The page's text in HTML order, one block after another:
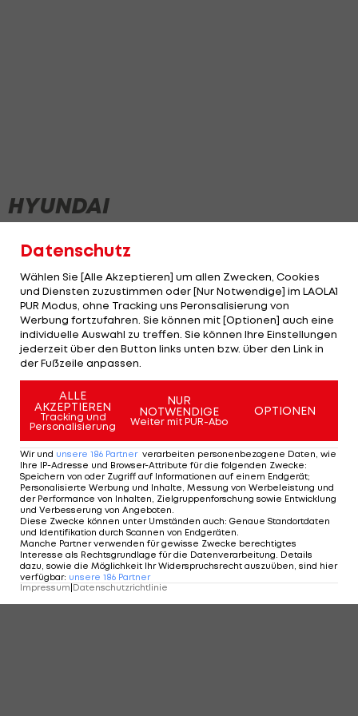
HYUNDAI
NEWS
Ogier stellt mit nächstem Titel Rekorde
auf
Motorsport - Sonstiges
Datenschutz
Wählen Sie [Alle Akzeptieren] um allen Zwecken, Cookies
und Diensten zuzustimmen oder [Nur Notwendige] im LAOLA1
PUR Modus, ohne Tracking uns Peronsalisierung von
Werbung fortzufahren. Sie können mit [Optionen] auch eine
individuelle Auswahl zu treffen. Sie können Ihre Einstellungen
jederzeit über den Button links unten bzw. über den Link in
der Fußzeile anpassen.
ALLE
AKZEPTIEREN
Tracking und
Personalisierung
NUR
NOTWENDIGE
Weiter mit PUR-Abo
OPTIONEN
Wir und unsere 186 Partner verarbeiten personenbezogene Daten, wie
Ihre IP-Adresse und Browser-Attribute für die folgenden Zwecke:
Speichern von oder Zugriff auf Informationen auf einem Endgerät;
Personalisierte Werbung und Inhalte, Messung von Werbeleistung und
der Performance von Inhalten, Zielgruppenforschung sowie Entwicklung
und Verbesserung von Angeboten.
Diese Zwecke können unter Umständen auch: Genaue Standortdaten
und Identifikation durch Scannen von Endgeräten.
Manche Partner verwenden für gewisse Zwecke berechtigtes
Interesse als Rechtsgrundlage für die Datenverarbeitung. Details
dazu, sowie die Möglichkeit Ihr Widerspruchsrecht auszuüben, sind hier
verfügbar: unsere 186 Partner
Impressum Datenschutzrichtlinie